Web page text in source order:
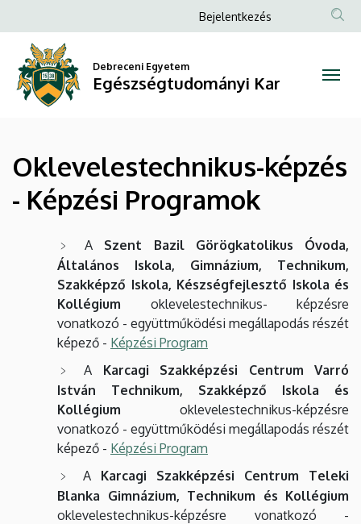
Oklevelestechnikus-
képzés
Képzési
Programok
Egészségtudományi
a
tartalomra
Anonim
menüje
Bejelentkezés
Debreceni Egyetem
Egészségtudományi Kar
Oklevelestechnikus-képzés
- Képzési Programok
A Szent Bazil Görögkatolikus Óvoda,
Általános Iskola, Gimnázium, Technikum,
Szakképző Iskola, Készségfejlesztő Iskola és
Kollégium oklevelestechnikus- képzésre
vonatkozó - együttműködési megállapodás részét
képező - Képzési Program
A Karcagi Szakképzési Centrum Varró
István Technikum, Szakképző Iskola és
Kollégium oklevelestechnikus-képzésre
vonatkozó - együttműködési megállapodás részét
képező - Képzési Program
A Karcagi Szakképzési Centrum Teleki
Blanka Gimnázium, Technikum és Kollégium
oklevelestechnikus-képzésre vonatkozó -